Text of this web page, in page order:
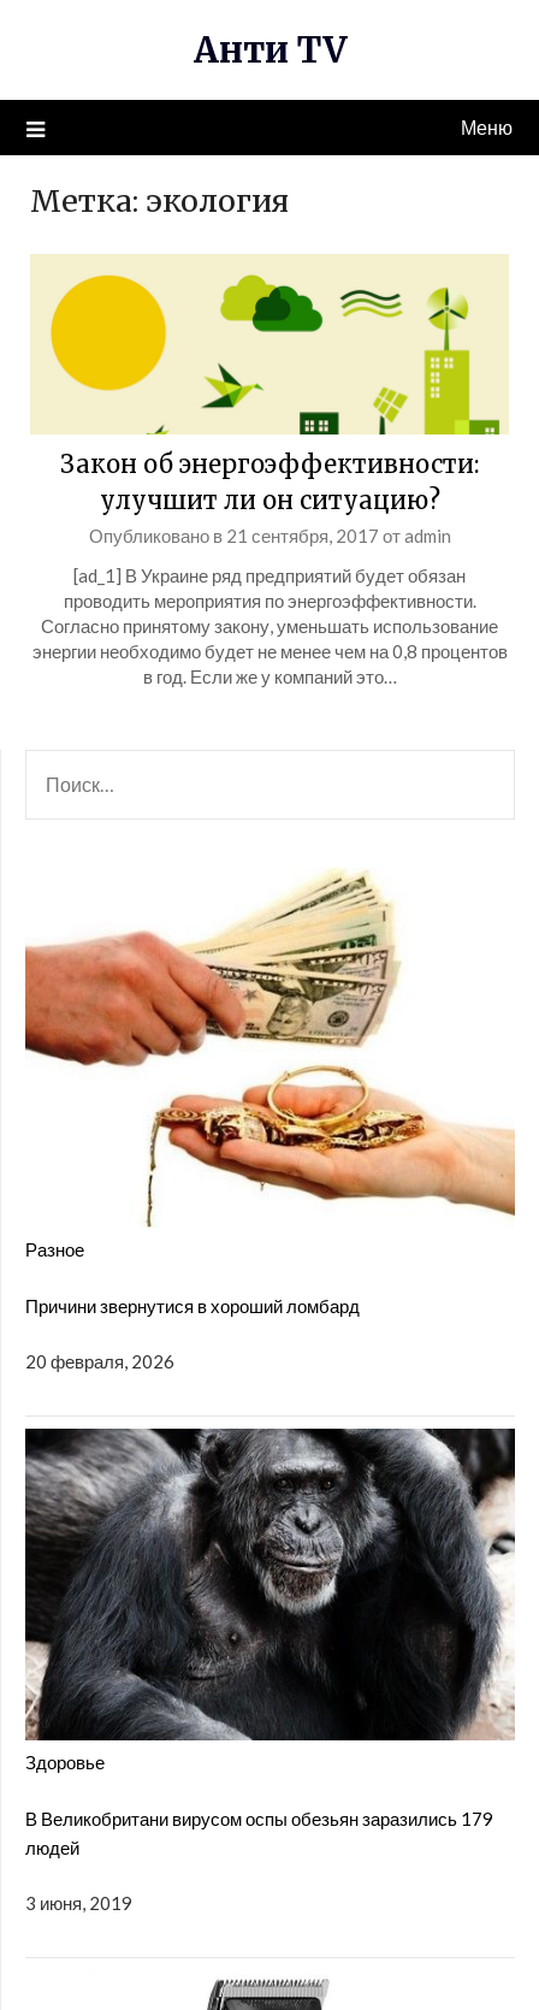
Анти TV
Меню
Метка: экология
Закон об энергоэффективности:
улучшит ли он ситуацию?
Опубликовано в 21 сентября, 2017 отadmin
[ad_1] В Украине ряд предприятий будет обязан
проводить мероприятия по энергоэффективности.
Согласно принятому закону, уменьшать использование
энергии необходимо будет не менее чем на 0,8 процентов
в год. Если же у компаний это…
Разное
Причини звернутися в хороший ломбард
20 февраля, 2026
Здоровье
В Великобритани вирусом оспы обезьян заразились 179
людей
3 июня, 2019